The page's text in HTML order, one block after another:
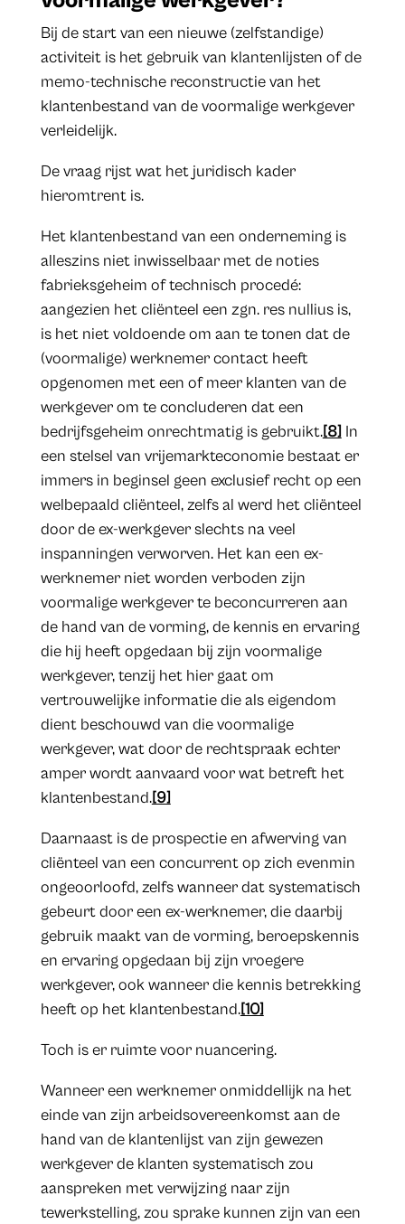
Bij de start van een nieuwe (zelfstandige)
activiteit is het gebruik van klantenlijsten of de
memo-technische reconstructie van het
klantenbestand van de voormalige werkgever
verleidelijk.
De vraag rijst wat het juridisch kader
hieromtrent is.
Het klantenbestand van een onderneming is
alleszins niet inwisselbaar met de noties
fabrieksgeheim of technisch procedé:
aangezien het cliënteel een zgn. res nullius is,
is het niet voldoende om aan te tonen dat de
(voormalige) werknemer contact heeft
opgenomen met een of meer klanten van de
werkgever om te concluderen dat een
bedrijfsgeheim onrechtmatig is gebruikt.[8] In
een stelsel van vrijemarkteconomie bestaat er
immers in beginsel geen exclusief recht op een
welbepaald cliënteel, zelfs al werd het cliënteel
door de ex-werkgever slechts na veel
inspanningen verworven. Het kan een ex-
werknemer niet worden verboden zijn
voormalige werkgever te beconcurreren aan
de hand van de vorming, de kennis en ervaring
die hij heeft opgedaan bij zijn voormalige
werkgever, tenzij het hier gaat om
vertrouwelijke informatie die als eigendom
dient beschouwd van die voormalige
werkgever, wat door de rechtspraak echter
amper wordt aanvaard voor wat betreft het
klantenbestand.[9]
Daarnaast is de prospectie en afwerving van
cliënteel van een concurrent op zich evenmin
ongeoorloofd, zelfs wanneer dat systematisch
gebeurt door een ex-werknemer, die daarbij
gebruik maakt van de vorming, beroepskennis
en ervaring opgedaan bij zijn vroegere
werkgever, ook wanneer die kennis betrekking
heeft op het klantenbestand.[10]
Toch is er ruimte voor nuancering.
Wanneer een werknemer onmiddellijk na het
einde van zijn arbeidsovereenkomst aan de
hand van de klantenlijst van zijn gewezen
werkgever de klanten systematisch zou
aanspreken met verwijzing naar zijn
tewerkstelling, zou sprake kunnen zijn van een